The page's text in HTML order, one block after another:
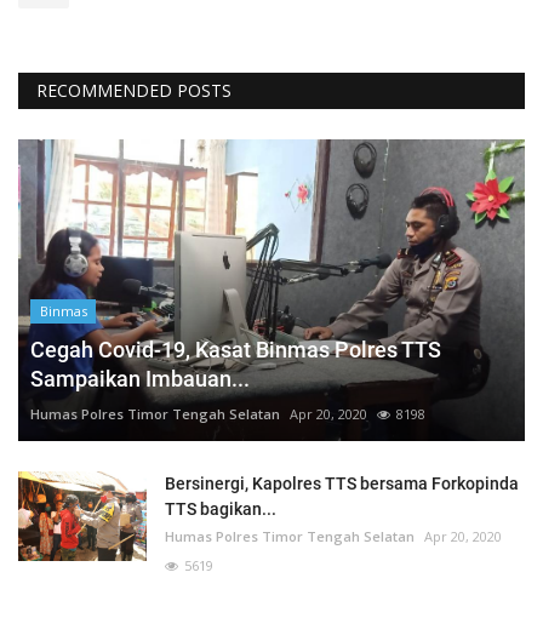
RECOMMENDED POSTS
Binmas
Cegah Covid-19, Kasat Binmas Polres TTS
Sampaikan Imbauan...
Humas Polres Timor Tengah Selatan Apr 20, 2020 8198
Bersinergi, Kapolres TTS bersama Forkopinda
TTS bagikan...
Humas Polres Timor Tengah Selatan Apr 20, 2020
5619